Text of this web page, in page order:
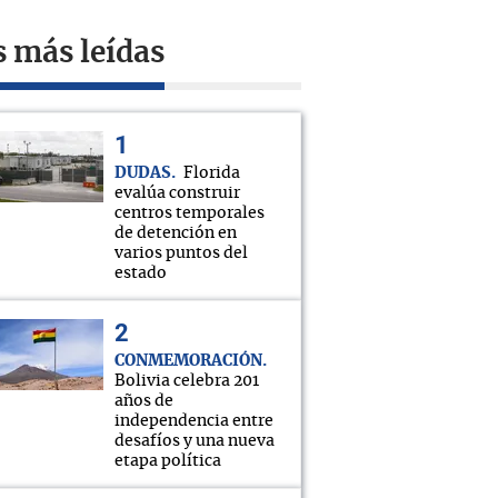
más leídas
DUDAS
Florida
evalúa construir
centros temporales
de detención en
varios puntos del
estado
CONMEMORACIÓN
Bolivia celebra 201
años de
independencia entre
desafíos y una nueva
etapa política